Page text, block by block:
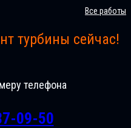
Все работы
турбины сейчас!
телефона
09-50